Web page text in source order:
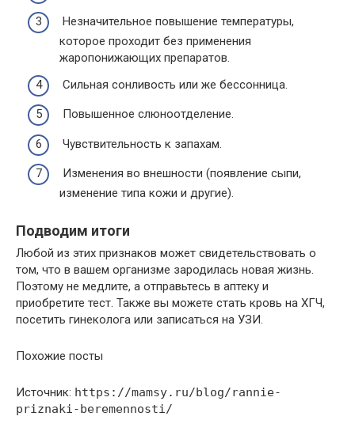
Незначительное повышение температуры,
которое проходит без применения
жаропонижающих препаратов.
Сильная сонливость или же бессонница.
Повышенное слюноотделение.
Чувствительность к запахам.
Изменения во внешности (появление сыпи,
изменение типа кожи и другие).
Подводим итоги
Любой из этих признаков может свидетельствовать о
том, что в вашем организме зародилась новая жизнь.
Поэтому не медлите, а отправьтесь в аптеку и
приобретите тест. Также вы можете стать кровь на ХГЧ,
посетить гинеколога или записаться на УЗИ.
Похожие посты
Источник: https://mamsy.ru/blog/rannie-
priznaki-beremennosti/